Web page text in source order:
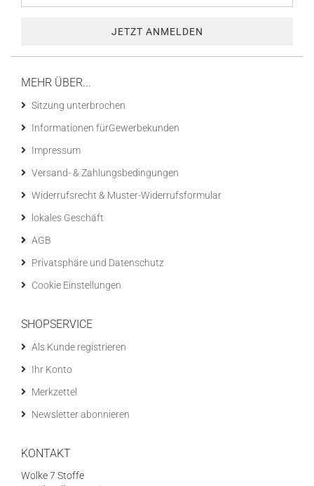
MEHR ÜBER...
Sitzung unterbrochen
Informationen fürGewerbekunden
Impressum
Versand- & Zahlungsbedingungen
Widerrufsrecht & Muster-Widerrufsformular
lokales Geschäft
AGB
Privatsphäre und Datenschutz
Cookie Einstellungen
SHOPSERVICE
Als Kunde registrieren
Ihr Konto
Merkzettel
Newsletter abonnieren
KONTAKT
Wolke 7 Stoffe